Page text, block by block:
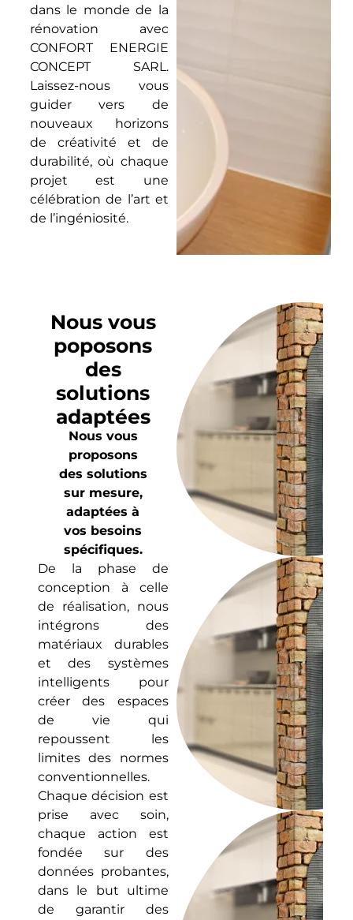
dans le monde de la
rénovation avec
CONFORT ENERGIE
CONCEPT SARL.
Laissez-nous vous
guider vers de
nouveaux horizons
de créativité et de
durabilité, où chaque
projet est une
célébration de l’art et
de l’ingéniosité.
Nous vous
poposons
des
solutions
adaptées
Nous vous
proposons
des solutions
sur mesure,
adaptées à
vos besoins
spécifiques.
De la phase de
conception à celle
de réalisation, nous
intégrons des
matériaux durables
et des systèmes
intelligents pour
créer des espaces
de vie qui
repoussent les
limites des normes
conventionnelles.
Chaque décision est
prise avec soin,
chaque action est
fondée sur des
données probantes,
dans le but ultime
de garantir des